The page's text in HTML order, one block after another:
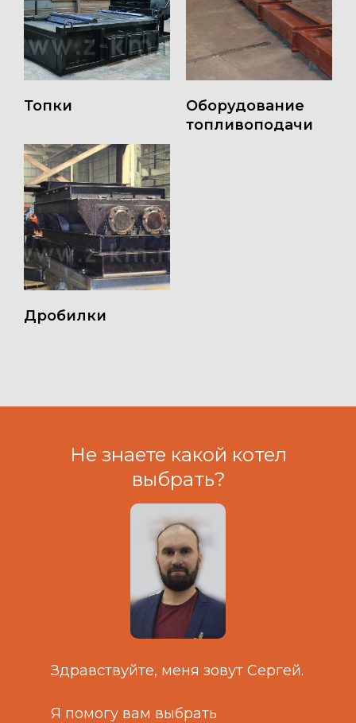
Топки
Оборудование
топливоподачи
Дробилки
Не знаете какой котел
выбрать?
Здравствуйте, меня зовут Сергей.
Я помогу вам выбрать